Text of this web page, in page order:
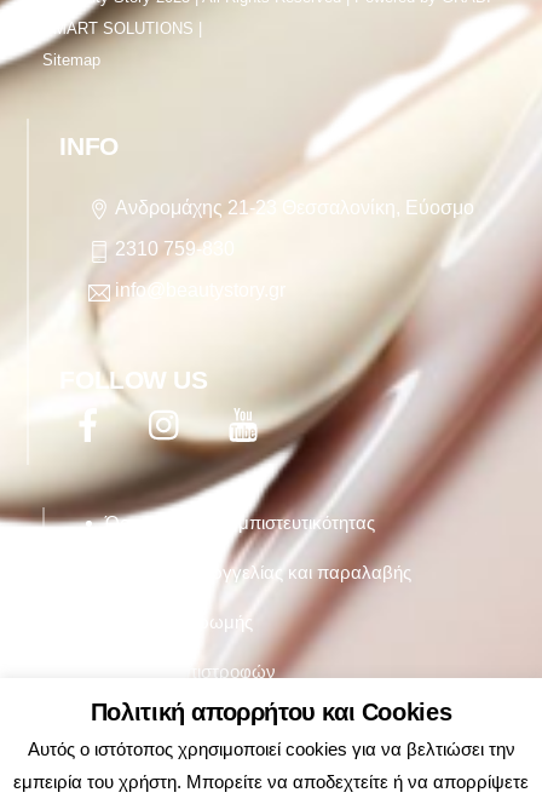
SMART SOLUTIONS |
Sitemap
INFO
Ανδρομάχης 21-23 Θεσσαλονίκη, Εύοσμο
2310 759-830
info@beautystory.gr
FOLLOW US
Facebook Twitter YouTube
Όροι χρήσης & εμπιστευτικότητας
Τρόποι παραργγελίας και παραλαβής
Τρόποι πληρωμής
Πολιτική επιστροφών
Πολιτική απορρήτου και Cookies
Αυτός ο ιστότοπος χρησιμοποιεί cookies για να βελτιώσει την
εμπειρία του χρήστη. Μπορείτε να αποδεχτείτε ή να απορρίψετε